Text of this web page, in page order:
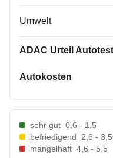
Umwelt
ADAC Urteil Autotest
Autokosten
sehr gut 0,6 - 1,5
befriedigend
2,6 - 3,5
mangelhaft 4,6 - 5,5